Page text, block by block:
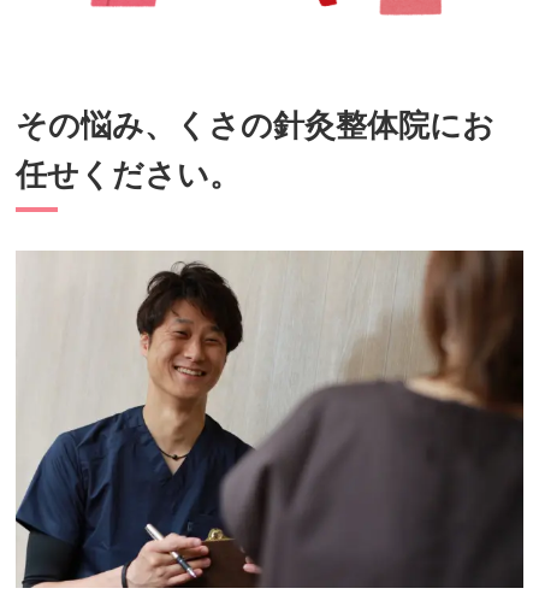
その悩み、くさの針灸整体院にお
任せください。